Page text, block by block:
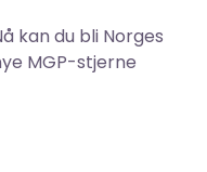
kan du bli Norges
MGP-stjerne